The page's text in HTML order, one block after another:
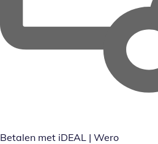
Betalen met iDEAL | Wero